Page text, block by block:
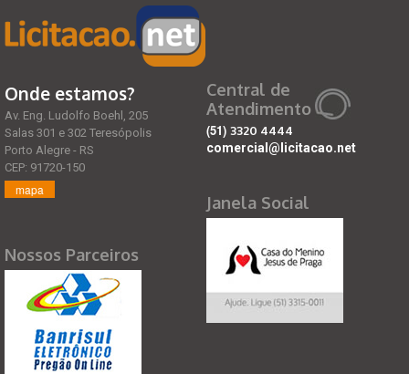
Onde estamos?
Av. Eng. Ludolfo Boehl, 205
Salas 301 e 302 Teresópolis
Porto Alegre - RS
CEP: 91720-150
mapa
Nossos Parceiros
Central de
Atendimento
(51) 3320 4444
comercial@licitacao.net
Janela Social